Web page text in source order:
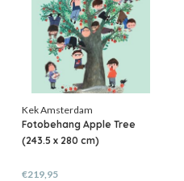
Kek Amsterdam
Fotobehang Apple Tree
(243.5 x 280 cm)
€219,95